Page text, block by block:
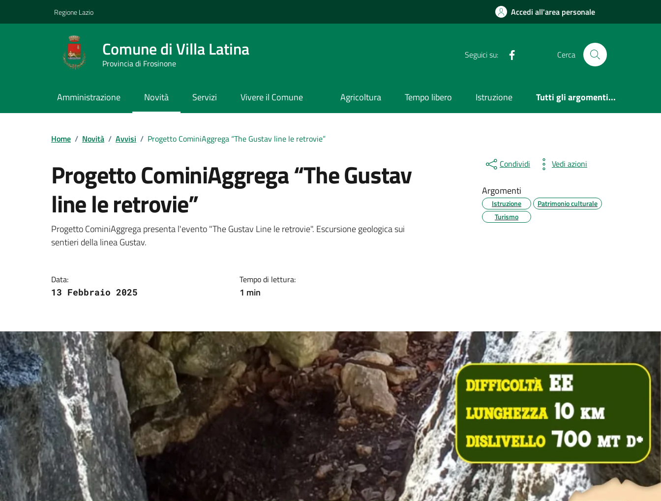
Regione Lazio Accedi all'area personale
Comune di Villa Latina
Provincia di Frosinone
Seguici su: Cerca
Amministrazione Novità Servizi Vivere il Comune Agricoltura Tempo libero Istruzione Tutti gli argomenti...
Home / Novità / Avvisi / Progetto CominiAggrega “The Gustav line le retrovie”
Progetto CominiAggrega “The Gustav
line le retrovie”
Dettagli della notizia
Progetto CominiAggrega presenta l'evento "The Gustav Line le retrovie". Escursione geologica sui
sentieri della linea Gustav.
Data:
13 Febbraio 2025
Tempo di lettura:
1 min
Condividi Vedi azioni
Argomenti
Istruzione
Patrimonio culturale
Turismo